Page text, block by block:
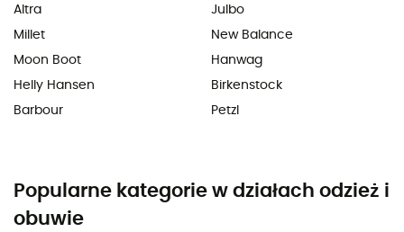
Altra
Millet
Moon Boot
Helly Hansen
Barbour
Julbo
New Balance
Hanwag
Birkenstock
Petzl
Popularne kategorie w działach odzież i
obuwie